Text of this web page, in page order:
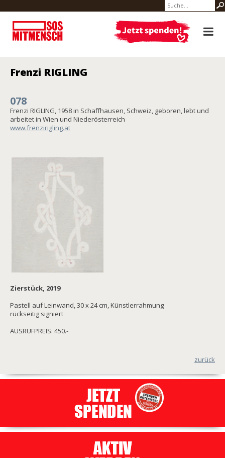
Frenzi RIGLING
078
Frenzi RIGLING, 1958 in Schaffhausen, Schweiz, geboren, lebt und
arbeitet in Wien und Niederösterreich
www.frenzirigling.at
Zierstück, 2019
Pastell auf Leinwand, 30 x 24 cm, Künstlerrahmung
rückseitig signiert
AUSRUFPREIS: 450.-
zurück